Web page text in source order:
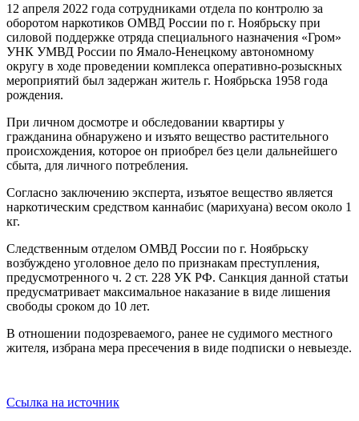
12 апреля 2022 года сотрудниками отдела по контролю за
оборотом наркотиков ОМВД России по г. Ноябрьску при
силовой поддержке отряда специального назначения «Гром»
УНК УМВД России по Ямало-Ненецкому автономному
округу в ходе проведении комплекса оперативно-розыскных
мероприятий был задержан житель г. Ноябрьска 1958 года
рождения.
При личном досмотре и обследовании квартиры у
гражданина обнаружено и изъято вещество растительного
происхождения, которое он приобрел без цели дальнейшего
сбыта, для личного потребления.
Согласно заключению эксперта, изъятое вещество является
наркотическим средством каннабис (марихуана) весом около 1
кг.
Следственным отделом ОМВД России по г. Ноябрьску
возбуждено уголовное дело по признакам преступления,
предусмотренного ч. 2 ст. 228 УК РФ. Санкция данной статьи
предусматривает максимальное наказание в виде лишения
свободы сроком до 10 лет.
В отношении подозреваемого, ранее не судимого местного
жителя, избрана мера пресечения в виде подписки о невыезде.
Ссылка на источник